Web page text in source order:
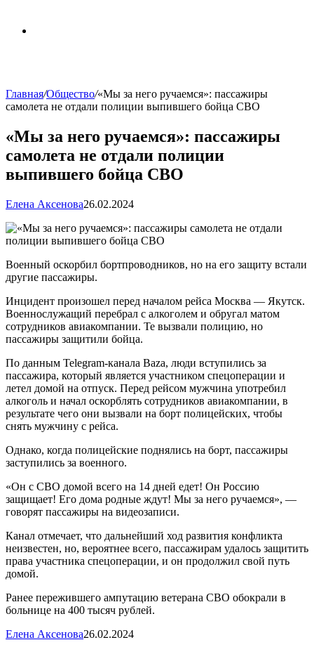
Главная/Общество/«Мы за него ручаемся»: пассажиры
самолета не отдали полиции выпившего бойца СВО
«Мы за него ручаемся»: пассажиры
самолета не отдали полиции
выпившего бойца СВО
Елена Аксенова26.02.2024
Военный оскорбил бортпроводников, но на его защиту встали
другие пассажиры.
Инцидент произошел перед началом рейса Москва — Якутск.
Военнослужащий перебрал с алкоголем и обругал матом
сотрудников авиакомпании. Те вызвали полицию, но
пассажиры защитили бойца.
По данным Telegram-канала Baza, люди вступились за
пассажира, который является участником спецоперации и
летел домой на отпуск. Перед рейсом мужчина употребил
алкоголь и начал оскорблять сотрудников авиакомпании, в
результате чего они вызвали на борт полицейских, чтобы
снять мужчину с рейса.
Однако, когда полицейские поднялись на борт, пассажиры
заступились за военного.
«Он с СВО домой всего на 14 дней едет! Он Россию
защищает! Его дома родные ждут! Мы за него ручаемся», —
говорят пассажиры на видеозаписи.
Канал отмечает, что дальнейший ход развития конфликта
неизвестен, но, вероятнее всего, пассажирам удалось защитить
права участника спецоперации, и он продолжил свой путь
домой.
Ранее пережившего ампутацию ветерана СВО обокрали в
больнице на 400 тысяч рублей.
Елена Аксенова26.02.2024